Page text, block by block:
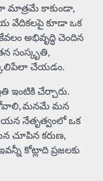
మాత్రమే కాకుండా,
వేదికలపై కూడా ఒక
అభివృద్ధి చెందిన
సంస్కృతి,
చేయడం.
ఇంటికి చేర్చారు.
మనమే మన
నేతృత్వంలో ఒక
చూపిన కరుణ,
కోట్లాది ప్రజలకు